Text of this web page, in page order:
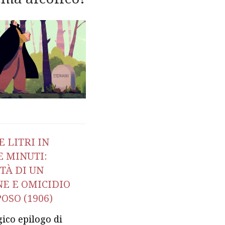
LITRI IN
MINUTI:
DI UN
E OMICIDIO
(1906)
epilogo di